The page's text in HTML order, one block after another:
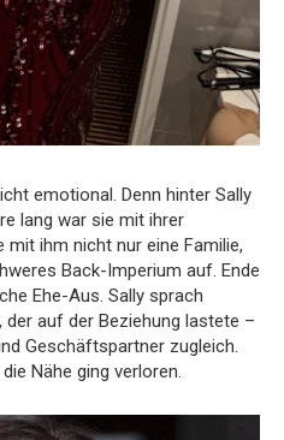
emotional. Denn hinter Sally
lang war sie mit ihrer
mit ihm nicht nur eine Familie,
Back-Imperium auf. Ende
Ehe-Aus. Sally sprach
auf der Beziehung lastete –
Geschäftspartner zugleich.
Nähe ging verloren.